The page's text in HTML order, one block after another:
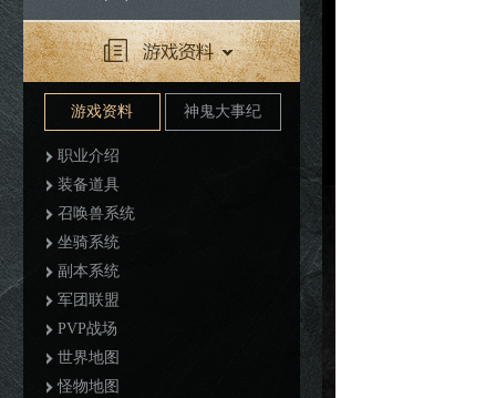
游戏资料 神鬼大事纪
职业介绍
装备道具
召唤兽系统
坐骑系统
副本系统
军团联盟
PVP战场
世界地图
怪物地图